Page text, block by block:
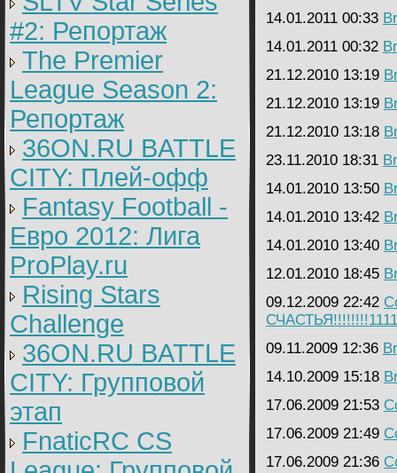
#2: Репортаж
The Premier
League Season 2:
Репортаж
36ON.RU BATTLE
CITY: Плей-офф
Fantasy Football -
Евро 2012: Лига
ProPlay.ru
Rising Stars
Challenge
36ON.RU BATTLE
CITY: Групповой
этап
FnaticRC CS
14.01.2011 00:33
14.01.2011 00:32
21.12.2010 13:19
21.12.2010 13:19
21.12.2010 13:18
23.11.2010 18:31
14.01.2010 13:50
14.01.2010 13:42
14.01.2010 13:40
12.01.2010 18:45
09.12.2009 22:42
СЧАСТЬЯ!!!!!!!!1111
09.11.2009 12:36
14.10.2009 15:18
17.06.2009 21:53
17.06.2009 21:49
17.06.2009 21:36